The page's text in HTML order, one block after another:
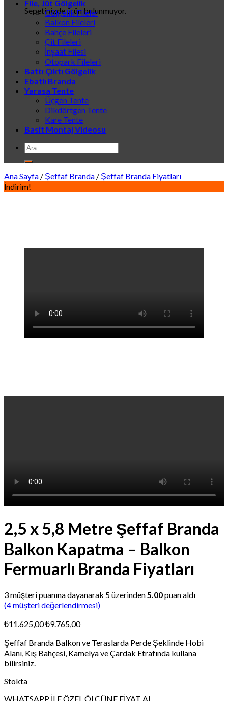
Sepetinizde ürün bulunmuyor.
File, Jüt Gölgelik
Gölgelik Fileler
Balkon Fileleri
Bahçe Fileleri
Çit Fileleri
İnşaat Filesi
Otopark Fileleri
Battı Çıktı Gölgelik
Ebatlı Branda
Yarasa Tente
Üçgen Tente
Dikdörtgen Tente
Kare Tente
Basit Montaj Videosu
Ara:
Ana Sayfa / Şeffaf Branda / Şeffaf Branda Fiyatları
İndirim!
2,5 x 5,8 Metre Şeffaf Branda
Balkon Kapatma – Balkon
Fermuarlı Branda Fiyatları
3müşteri puanına dayanarak 5 üzerinden5.00puan aldı
(4müşteri değerlendirmesi)
₺11.625,00Orijinal
₺11.625,00.
₺9.765,00Şu
fiyat:
₺9.765,00.
Şeffaf Branda Balkon ve Teraslarda Perde Şeklinde Hobi
Alanı, Kış Bahçesi, Kamelya ve Çardak Etrafında kullana
bilirsiniz.
Stokta
WHATSAPP İLE ÖZEL ÖLÇÜNE FİYAT AL.